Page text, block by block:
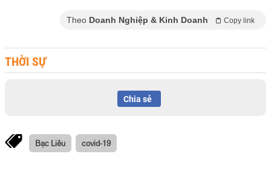
Theo Doanh Nghiệp & Kinh Doanh Copy link
THỜI SỰ
Chia sẻ
Bạc Liêu covid-19